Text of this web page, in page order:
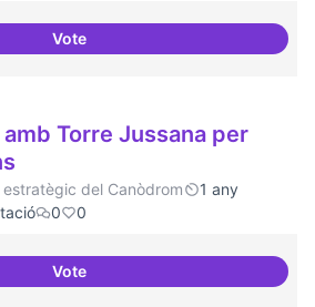
VoteTallers de col·laboració
Torre Jussana per
del Canòdrom
1 any
0 0
VoteCol·laboració amb Torre